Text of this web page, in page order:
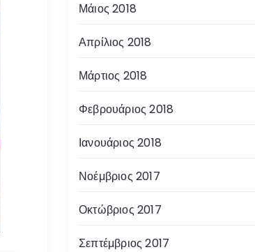
Μάιος 2018
Απρίλιος 2018
Μάρτιος 2018
Φεβρουάριος 2018
Ιανουάριος 2018
Νοέμβριος 2017
Οκτώβριος 2017
Σεπτέμβριος 2017